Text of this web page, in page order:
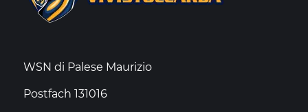
WSN di Palese Maurizio
Postfach 131016